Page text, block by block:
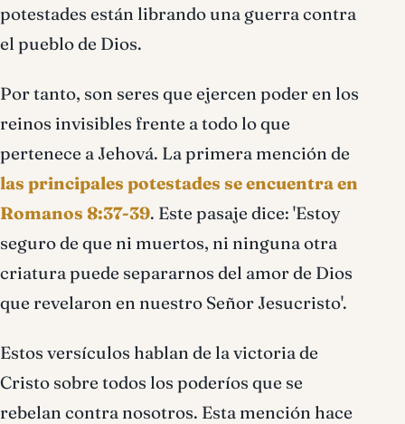
potestades están librando una guerra contra
el pueblo de Dios.
Por tanto, son seres que ejercen poder en los
reinos invisibles frente a todo lo que
pertenece a Jehová. La primera mención de
las principales potestades se encuentra en
Romanos 8:37-39. Este pasaje dice: 'Estoy
seguro de que ni muertos, ni ninguna otra
criatura puede separarnos del amor de Dios
que revelaron en nuestro Señor Jesucristo'.
Estos versículos hablan de la victoria de
Cristo sobre todos los poderíos que se
rebelan contra nosotros. Esta mención hace